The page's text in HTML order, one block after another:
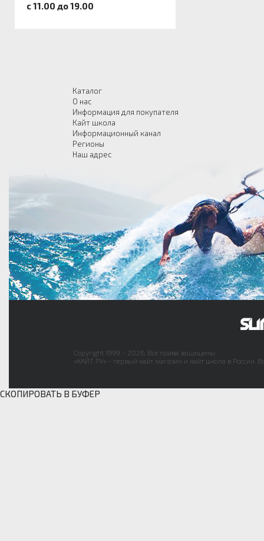
c 11.00 до 19.00
Каталог
О нас
Информация для покупателя
Кайт школа
Информационный канал
Регионы
Наш адрес
Copyright 1999 - 2026. Все права защищены.
«КАЙТ РУ» - первый кайт магазин и кайт школа в России.
СКОПИРОВАТЬ В БУФЕР